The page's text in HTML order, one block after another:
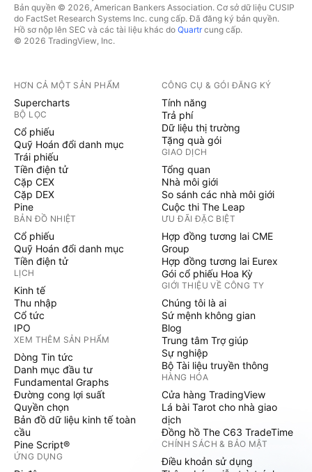
Bản quyền © 2026, American Bankers Association. Cơ sở dữ liệu CUSIP
do FactSet Research Systems Inc. cung cấp. Đã đăng ký bản quyền.
Hồ sơ nộp lên SEC và các tài liệu khác do Quartrcung cấp.
© 2026 TradingView, Inc.
HƠN CẢ MỘT SẢN PHẨM
Supercharts
BỘ LỌC
Cổ phiếu
Quỹ Hoán đổi danh mục
Trái phiếu
Tiền điện tử
Cặp CEX
Cặp DEX
Pine
BẢN ĐỒ NHIỆT
Cổ phiếu
Quỹ Hoán đổi danh mục
Tiền điện tử
LỊCH
Kinh tế
Thu nhập
Cổ tức
IPO
XEM THÊM SẢN PHẨM
Dòng Tin tức
Danh mục đầu tư
Fundamental Graphs
Đường cong lợi suất
Quyền chọn
Bản đồ dữ liệu kinh tế toàn
cầu
Pine Script®
ỨNG DỤNG
CÔNG CỤ & GÓI ĐĂNG KÝ
Tính năng
Trả phí
Dữ liệu thị trường
Tặng quà gói
GIAO DỊCH
Tổng quan
Nhà môi giới
So sánh các nhà môi giới
Cuộc thi The Leap
ƯU ĐÃI ĐẶC BIỆT
Hợp đồng tương lai CME
Group
Hợp đồng tương lai Eurex
Gói cổ phiếu Hoa Kỳ
GIỚI THIỆU VỀ CÔNG TY
Chúng tôi là ai
Sứ mệnh không gian
Blog
Trung tâm Trợ giúp
Sự nghiệp
Bộ Tài liệu truyền thông
HÀNG HÓA
Cửa hàng TradingView
Lá bài Tarot cho nhà giao
dịch
Đồng hồ The C63 TradeTime
CHÍNH SÁCH & BẢO MẬT
Điều khoản sử dụng